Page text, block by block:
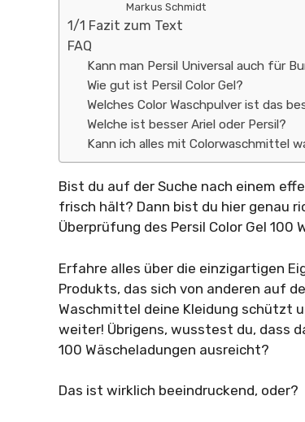
Markus Schmidt
1/1 Fazit zum Text
FAQ
Kann man Persil Universal auch für
Wie gut ist Persil Color Gel?
Welches Color Waschpulver ist das
Welche ist besser Ariel oder Persil?
Kann ich alles mit Colorwaschmittel
Bist du auf der Suche nach einem
frisch hält? Dann bist du hier genau
Überprüfung des Persil Color Gel 100
Erfahre alles über die einzigartigen
Produkts, das sich von anderen auf
Waschmittel deine Kleidung schützt
weiter! Übrigens, wusstest du, dass
100 Wäscheladungen ausreicht?
Das ist wirklich beeindruckend, oder?